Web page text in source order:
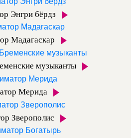
Энгри бёрдз
Мадагаскар
музыканты
Мерида
Зверополис